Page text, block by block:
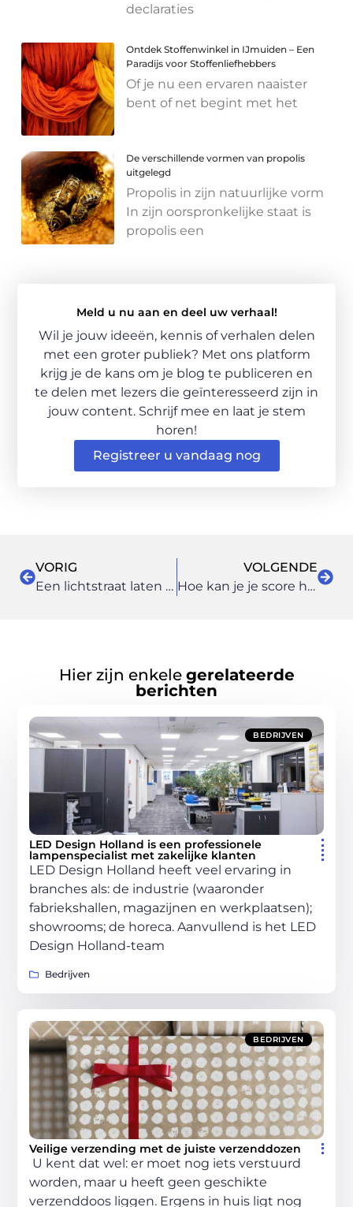
declaraties
Ontdek Stoffenwinkel in IJmuiden – Een
Paradijs voor Stoffenliefhebbers
Of je nu een ervaren naaister
bent of net begint met het
De verschillende vormen van propolis
uitgelegd
Propolis in zijn natuurlijke vorm
In zijn oorspronkelijke staat is
propolis een
Meld u nu aan en deel uw verhaal!
Wil je jouw ideeën, kennis of verhalen delen
met een groter publiek? Met ons platform
krijg je de kans om je blog te publiceren en
te delen met lezers die geïnteresseerd zijn in
jouw content. Schrijf mee en laat je stem
horen!
Registreer u vandaag nog
VORIG
Een lichtstraat laten installeren
VOLGENDE
Hoe kan je je score het beste bijhouden?
Hier zijn enkele gerelateerde
berichten
BEDRIJVEN
LED Design Holland is een professionele
lampenspecialist met zakelijke klanten
LED Design Holland heeft veel ervaring in
branches als: de industrie (waaronder
fabriekshallen, magazijnen en werkplaatsen);
showrooms; de horeca. Aanvullend is het LED
Design Holland-team
Bedrijven
BEDRIJVEN
Veilige verzending met de juiste verzenddozen
U kent dat wel: er moet nog iets verstuurd
worden, maar u heeft geen geschikte
verzenddoos liggen. Ergens in huis ligt nog